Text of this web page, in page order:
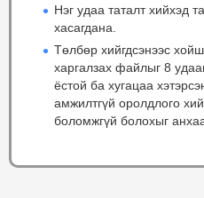
Нэг удаа таталт хийхэд
хасагдана.
Төлбөр хийгдсэнээс
харгалзах файлыг 8
ёстой ба хугацаа
амжилтгүй оролдлого
боломжгүй болохыг